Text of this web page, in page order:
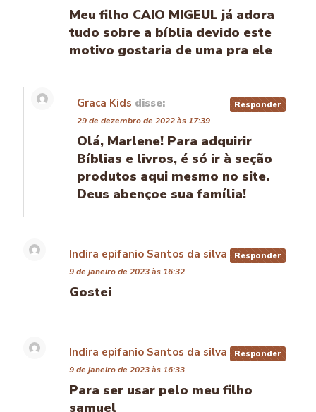
Meu filho CAIO MIGEUL já adora
tudo sobre a bíblia devido este
motivo gostaria de uma pra ele
Graca Kids disse:
29 de dezembro de 2022 às 17:39
Olá, Marlene! Para adquirir
Bíblias e livros, é só ir à seção
produtos aqui mesmo no site.
Deus abençoe sua família!
Responder
Indira epifanio Santos da silva disse:
9 de janeiro de 2023 às 16:32
Gostei
Responder
Indira epifanio Santos da silva disse:
9 de janeiro de 2023 às 16:33
Para ser usar pelo meu filho
samuel
Responder